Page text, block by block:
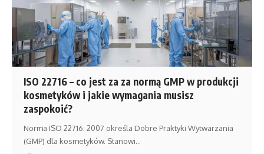
ISO 22716 – co jest za za normą GMP w produkcji
kosmetyków i jakie wymagania musisz
zaspokoić?
Norma ISO 22716: 2007 określa Dobre Praktyki Wytwarzania
(GMP) dla kosmetyków. Stanowi…